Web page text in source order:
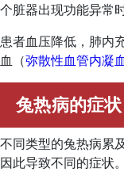
个脏器出现功能异常时
患者血压降低，肺内
血（弥散性血管内凝血
兔热病的症状
不同类型的兔热病累
因此导致不同的症状